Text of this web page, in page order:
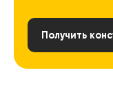
Получить